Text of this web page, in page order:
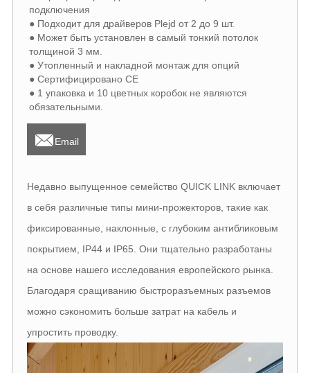
подключения
● Подходит для драйверов Plejd от 2 до 9 шт.
● Может быть установлен в самый тонкий потолок
толщиной 3 мм.
● Утопленный и накладной монтаж для опций
● Сертифицировано CE
● 1 упаковка и 10 цветных коробок не являются
обязательными.
Email
Недавно выпущенное семейство QUICK LINK включает
в себя различные типы мини-прожекторов, такие как
фиксированные, наклонные, с глубоким антибликовым
покрытием, IP44 и IP65. Они тщательно разработаны
на основе нашего исследования европейского рынка.
Благодаря сращиванию быстроразъемных разъемов
можно сэкономить больше затрат на кабель и
упростить проводку.